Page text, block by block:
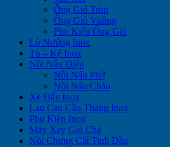
Ống Gió Tròn
Ống Gió Vuông
Phụ Kiện Ống Gió
Lò Nướng Inox
Tủ – Kệ Inox
Nồi Nấu Điện
Nồi Nấu Phở
Nồi Nấu Cháo
Xe Đẩy Inox
Lan Can Cầu Thang Inox
Phụ Kiện Inox
Máy Xay Giò Chả
Nồi Chưng Cất Tinh Dầu